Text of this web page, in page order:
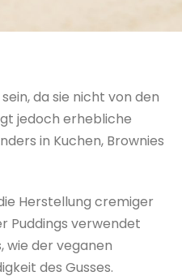
da sie nicht von den
jedoch erhebliche
in Kuchen, Brownies
Herstellung cremiger
Puddings verwendet
wie der veganen
des Gusses.